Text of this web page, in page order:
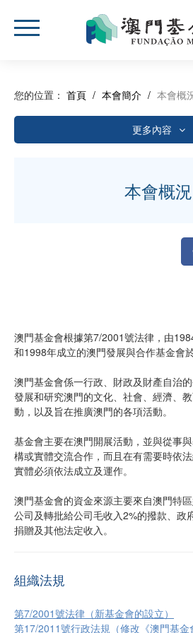
您的位置： 首頁 / 本會簡介 / 本會概
更多內容
本會概況
澳門基金會根據第7/2001號法律，由
和1998年成立的澳門發展與合作基金會
澳門基金會係一行政、財政及財產自治的
發展和研究澳門的文化、社會、經濟、
動，以及旨在推廣澳門的各項活動。
基金會主要在澳門開展活動，並與從事
構或實體交流合作，而且在有需要時依
實體必須依法成立及運作。
澳門基金會的資金來源主要來自澳門特
公司及轉批給公司毛收入2%的撥款、政
捐贈及其他法定收入。
組織法規
第7/2001號法律（新基金會的設立）
第17/2011號行政法規（修改《澳門基金